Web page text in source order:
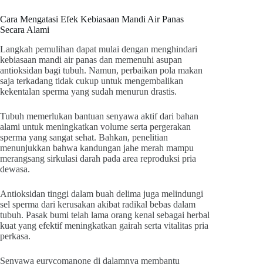
Cara Mengatasi Efek Kebiasaan Mandi Air Panas
Secara Alami
Langkah pemulihan dapat mulai dengan menghindari
kebiasaan mandi air panas dan memenuhi asupan
antioksidan bagi tubuh. Namun, perbaikan pola makan
saja terkadang tidak cukup untuk mengembalikan
kekentalan sperma yang sudah menurun drastis.
Tubuh memerlukan bantuan senyawa aktif dari bahan
alami untuk meningkatkan volume serta pergerakan
sperma yang sangat sehat. Bahkan, penelitian
menunjukkan bahwa kandungan jahe merah mampu
merangsang sirkulasi darah pada area reproduksi pria
dewasa.
Antioksidan tinggi dalam buah delima juga melindungi
sel sperma dari kerusakan akibat radikal bebas dalam
tubuh. Pasak bumi telah lama orang kenal sebagai herbal
kuat yang efektif meningkatkan gairah serta vitalitas pria
perkasa.
Senyawa eurycomanone di dalamnya membantu